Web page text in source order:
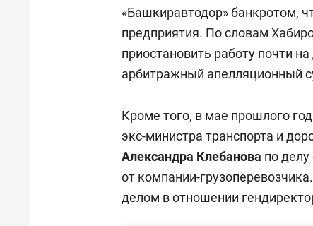
«Башкиравтодор» банкротом,
предприятия. По словам
приостановить работу почти
арбитражный апелляционный
Кроме того, в мае прошлого
экс-министра транспорта и
Александра Клебанова по
от компании-
делом в отношении